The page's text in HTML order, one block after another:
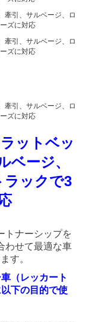
トナーシップを
わせて最適な車
す。
（レッカート
下の目的で使